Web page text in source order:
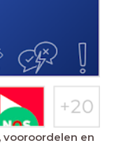
vooroordelen en